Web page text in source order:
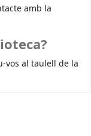
amb la
vos al taulell de la